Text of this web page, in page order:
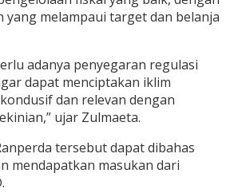
yang melampaui target dan belanja
adanya penyegaran regulasi
dapat menciptakan iklim
dan relevan dengan
ujar Zulmaeta.
tersebut dapat dibahas
mendapatkan masukan dari